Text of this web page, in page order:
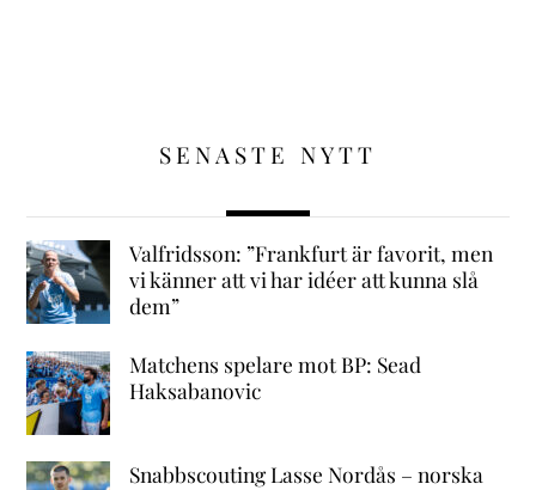
SENASTE NYTT
Valfridsson: ”Frankfurt är favorit, men
vi känner att vi har idéer att kunna slå
dem”
Matchens spelare mot BP: Sead
Haksabanovic
Snabbscouting Lasse Nordås – norska